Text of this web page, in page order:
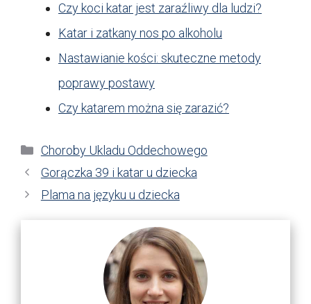
Czy koci katar jest zaraźliwy dla ludzi?
Katar i zatkany nos po alkoholu
Nastawianie kości: skuteczne metody
poprawy postawy
Czy katarem można się zarazić?
Kategorie
Choroby Ukladu Oddechowego
Gorączka 39 i katar u dziecka
Plama na języku u dziecka